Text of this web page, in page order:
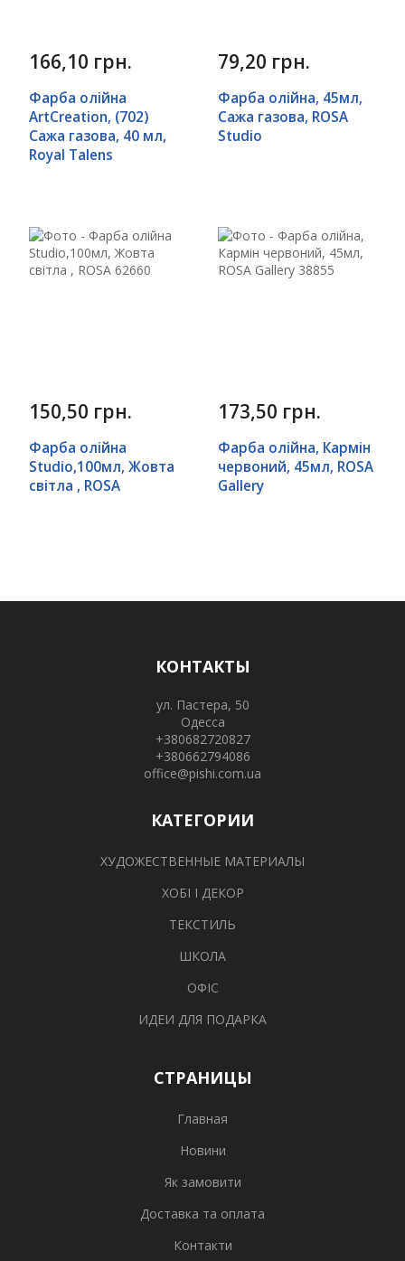
166,10 грн.
Фарба олійна
ArtCreation, (702)
Сажа газова, 40 мл,
Royal Talens
79,20 грн.
Фарба олійна, 45мл,
Сажа газова, ROSA
Studio
150,50 грн.
Фарба олійна
Studio,100мл, Жовта
світла , ROSA
173,50 грн.
Фарба олійна, Кармін
червоний, 45мл, ROSA
Gallery
КОНТАКТЫ
ул. Пастера, 50
Одесса
+380682720827
+380662794086
office@pishi.com.ua
КАТЕГОРИИ
ХУДОЖЕСТВЕННЫЕ МАТЕРИАЛЫ
ХОБІ І ДЕКОР
ТЕКСТИЛЬ
ШКОЛА
ОФІС
ИДЕИ ДЛЯ ПОДАРКА
СТРАНИЦЫ
Главная
Новини
Як замовити
Доставка та оплата
Контакти